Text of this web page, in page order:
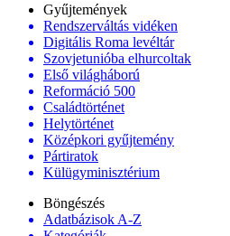
Gyűjtemények
Rendszerváltás vidéken
Digitális Roma levéltár
Szovjetunióba elhurcoltak
Első világháború
Reformáció 500
Családtörténet
Helytörténet
Középkori gyűjtemény
Pártiratok
Külügyminisztérium
Böngészés
Adatbázisok A-Z